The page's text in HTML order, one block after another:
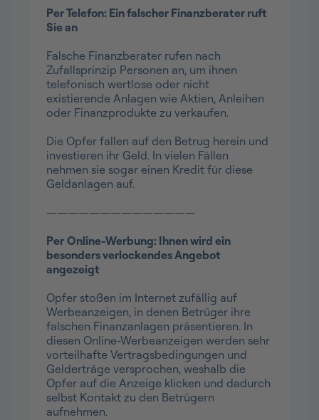
Per Telefon: Ein falscher Finanzberater ruft
Sie an
Falsche Finanzberater rufen nach
Zufallsprinzip Personen an, um ihnen
telefonisch wertlose oder nicht
existierende Anlagen wie Aktien, Anleihen
oder Finanzprodukte zu verkaufen.
Die Opfer fallen auf den Betrug herein und
investieren ihr Geld. In vielen Fällen
nehmen sie sogar einen Kredit für diese
Geldanlagen auf.
——————————————
Per Online-Werbung: Ihnen wird ein
besonders verlockendes Angebot
angezeigt
Opfer stoßen im Internet zufällig auf
Werbeanzeigen, in denen Betrüger ihre
falschen Finanzanlagen präsentieren. In
diesen Online-Werbeanzeigen werden sehr
vorteilhafte Vertragsbedingungen und
Gelderträge versprochen, weshalb die
Opfer auf die Anzeige klicken und dadurch
selbst Kontakt zu den Betrügern
aufnehmen.